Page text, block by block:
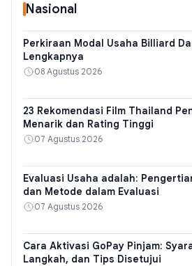
Nasional
Perkiraan Modal Usaha Billiard Dan Rincian
Lengkapnya
08 Agustus 2026
23 Rekomendasi Film Thailand
Menarik dan Rating Tinggi
07 Agustus 2026
Evaluasi Usaha adalah:
dan Metode dalam Evaluasi
07 Agustus 2026
Cara Aktivasi GoPay Pinjam:
Langkah, dan Tips Disetujui